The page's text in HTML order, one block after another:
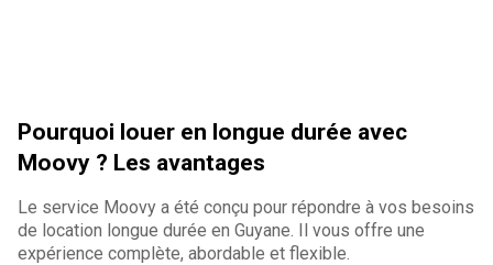
Pourquoi louer en longue durée avec
Moovy ? Les avantages
Le service Moovy a été conçu pour répondre à vos besoins
de location longue durée en Guyane. Il vous offre une
expérience complète, abordable et flexible.